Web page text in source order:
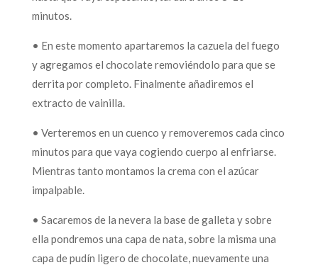
minutos.
• En este momento apartaremos la cazuela del fuego
y agregamos el chocolate removiéndolo para que se
derrita por completo. Finalmente añadiremos el
extracto de vainilla.
• Verteremos en un cuenco y removeremos cada cinco
minutos para que vaya cogiendo cuerpo al enfriarse.
Mientras tanto montamos la crema con el azúcar
impalpable.
• Sacaremos de la nevera la base de galleta y sobre
ella pondremos una capa de nata, sobre la misma una
capa de pudín ligero de chocolate, nuevamente una